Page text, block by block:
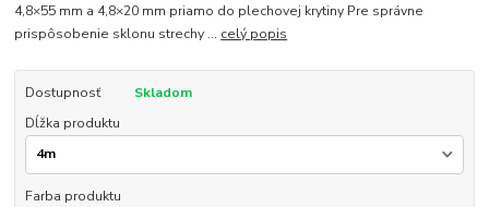
4,8×55 mm a 4,8×20 mm priamo do plechovej krytiny Pre správne
prispôsobenie sklonu strechy ... celý popis
Dostupnosť
Skladom
Dĺžka produktu
Farba produktu